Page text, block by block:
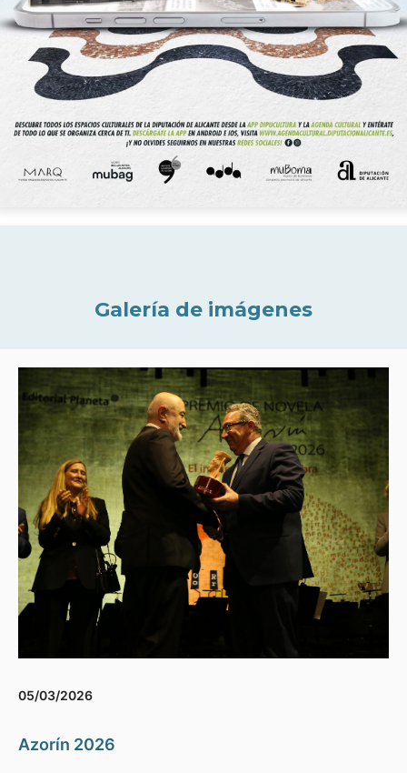
Galería de imágenes
05/03/2026
Azorín 2026